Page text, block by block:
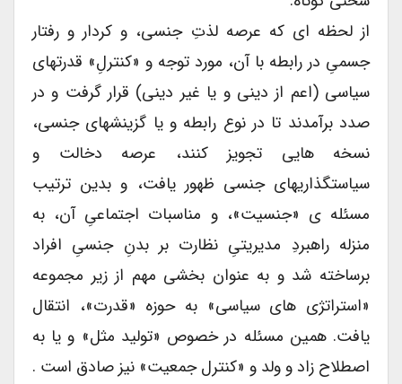
از لحظه ای که عرصه لذتِ جنسی، و کردار و رفتار
جسمیِ در رابطه با آن، مورد توجه و «کنترلِ» قدرتهای
سیاسی (اعم از دینی و یا غیر دینی) قرار گرفت و در
صدد برآمدند تا در نوع رابطه و یا گزینشهای جنسی،
نسخه هایی تجویز کنند، عرصه دخالت و
سیاستگذاریهای جنسی ظهور یافت، و بدین ترتیب
مسئله ی «جنسیت»، و مناسبات اجتماعیِ آن، به
منزله راهبردِ مدیریتیِ نظارت بر بدنِ جنسیِ افراد
برساخته شد و به عنوان بخشی مهم از زیر مجموعه
«استراتژی های سیاسی» به حوزه «قدرت»، انتقال
یافت. همین مسئله در خصوص «تولید مثل» و یا به
اصطلاح زاد و ولد و «کنترل جمعیت» نیز صادق است .